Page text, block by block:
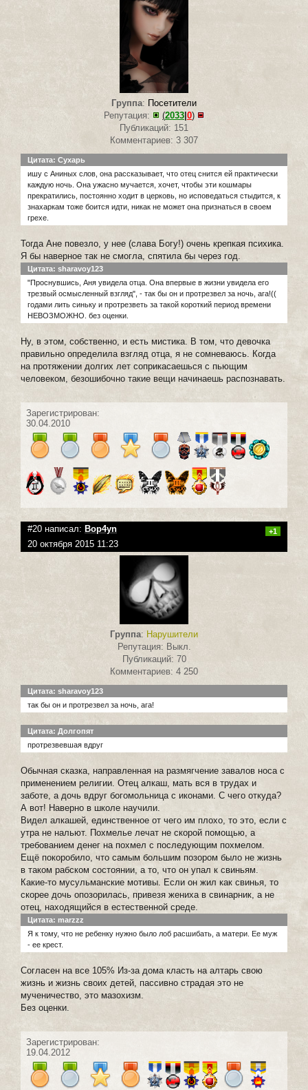
Группа: Посетители
Репутация:
(2033 0)
Публикаций: 151
Комментариев: 3 307
Цитата: Сухарь
ишу с Аниных слов, она рассказывает, что отец снится ей практически
каждую ночь. Она ужасно мучается, хочет, чтобы эти кошмары
прекратились, постоянно ходит в церковь, но исповедаться стыдится, к
знахаркам тоже боится идти, никак не может она признаться в своем
грехе.
Тогда Ане повезло, у нее (слава Богу!) очень крепкая психика.
Я бы наверное так не смогла, спятила бы через год.
Цитата: sharavoy123
"Проснувшись, Аня увидела отца. Она впервые в жизни увидела его
трезвый осмысленный взгляд", - так бы он и протрезвел за ночь, ага!((
годами лить синьку и протрезветь за такой короткий период времени
НЕВОЗМОЖНО. без оценки.
Ну, в этом, собственно, и есть мистика. В том, что девочка
правильно определила взгляд отца, я не сомневаюсь. Когда
на протяжении долгих лет соприкасаешься с пьющим
человеком, безошибочно такие вещи начинаешь распознавать.
Зарегистрирован:
30.04.2010
#20 написал: Bop4yn +1
20 октября 2015 11:23
Группа: Нарушители
Репутация: Выкл.
Публикаций: 70
Комментариев: 4 250
Цитата: sharavoy123
так бы он и протрезвел за ночь, ага!
Цитата: Долгопят
протрезвевшая вдруг
Обычная сказка, направленная на размягчение завалов носа с
применением религии. Отец алкаш, мать вся в трудах и
заботе, а дочь вдруг богомольница с иконами. С чего откуда?
А вот! Наверно в школе научили.
Видел алкашей, единственное от чего им плохо, то это, если с
утра не нальют. Похмелье лечат не скорой помощью, а
требованием денег на похмел с последующим похмелом.
Ещё покоробило, что самым большим позором было не жизнь
в таком рабском состоянии, а то, что он упал к свиньям.
Какие-то мусульманские мотивы. Если он жил как свинья, то
скорее дочь опозорилась, привезя жениха в свинарник, а не
отец, находящийся в естественной среде.
Цитата: marzzz
Я к тому, что не ребенку нужно было лоб расшибать, а матери. Ее муж
- ее крест.
Согласен на все 105% Из-за дома класть на алтарь свою
жизнь и жизнь своих детей, пассивно страдая это не
мученичество, это мазохизм.
Без оценки.
Зарегистрирован:
19.04.2012